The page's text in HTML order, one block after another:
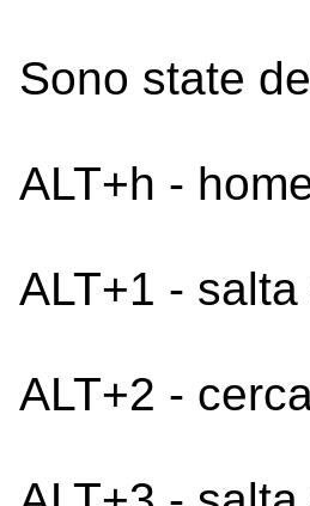
Sono state
ALT+h -
ALT+1 -
ALT+2 -